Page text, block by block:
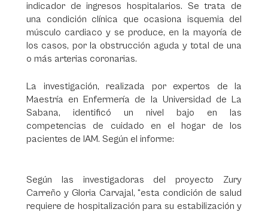
indicador de ingresos hospitalarios. Se trata de
una condición clínica que ocasiona isquemia del
músculo cardiaco y se produce, en la mayoría de
los casos, por la obstrucción aguda y total de una
o más arterias coronarias.
La investigación, realizada por expertos de la
Maestría en Enfermería de la Universidad de La
Sabana, identificó un nivel bajo en las
competencias de cuidado en el hogar de los
pacientes de IAM. Según el informe:
Según las investigadoras del proyecto Zury
Carreño y Gloria Carvajal, “esta condición de salud
requiere de hospitalización para su estabilización y